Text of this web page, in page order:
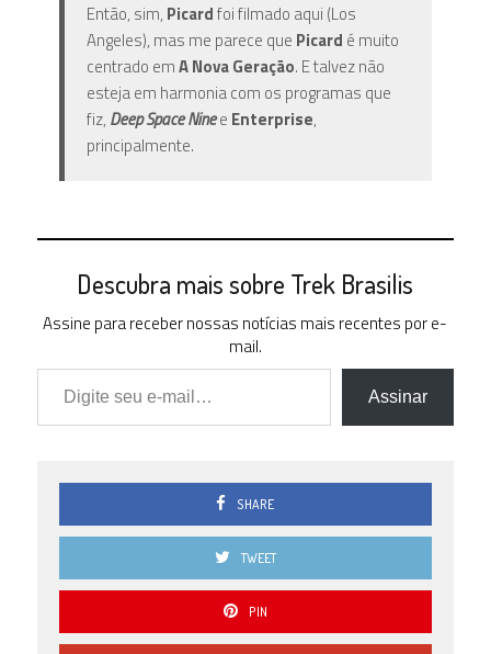
Então, sim, Picardfoi filmado aqui (Los
Angeles), mas me parece que Picard é muito
centrado emA Nova Geração. E talvez não
esteja em harmonia com os programas que
fiz, Deep Space Ninee Enterprise,
principalmente.
Descubra mais sobre Trek Brasilis
Assine para receber nossas notícias mais recentes por e-
mail.
Digite seu e-mail…
Assinar
SHARE
TWEET
PIN